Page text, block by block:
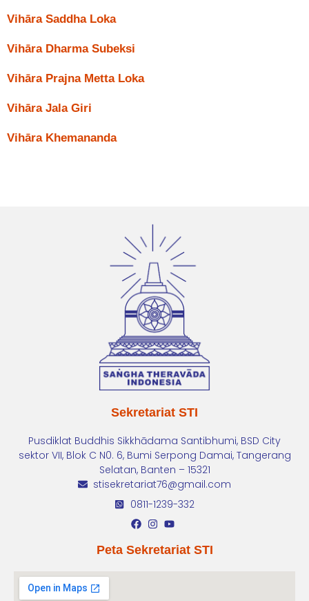
Vihāra Saddha Loka
Vihāra Dharma Subeksi
Vihāra Prajna Metta Loka
Vihāra Jala Giri
Vihāra Khemananda
Sekretariat STI
Pusdiklat Buddhis Sikkhādama Santibhumi, BSD City
sektor VII, Blok C N0. 6, Bumi Serpong Damai, Tangerang
Selatan, Banten – 15321
stisekretariat76@gmail.com
0811-1239-332
Peta Sekretariat STI